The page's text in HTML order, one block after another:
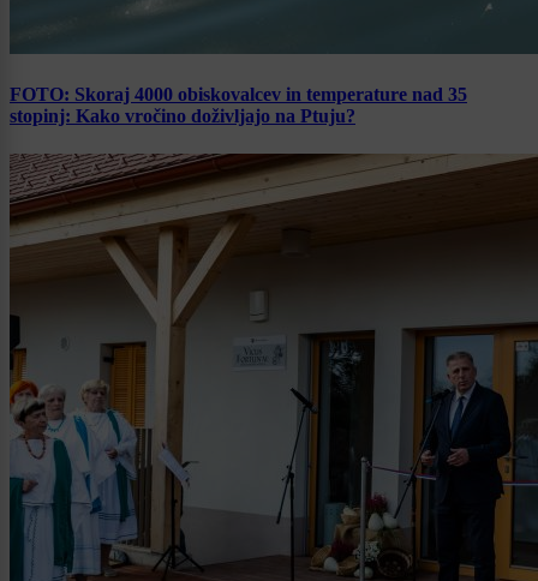
FOTO: Skoraj 4000 obiskovalcev in temperature nad 35
stopinj: Kako vročino doživljajo na Ptuju?